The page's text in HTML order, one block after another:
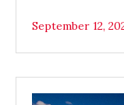
September 12,